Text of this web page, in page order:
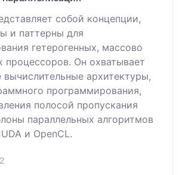
собой концепции,
и паттерны для
гетерогенных, массово
процессоров. Он охватывает
вычислительные архитектуры,
программирования,
полосой пропускания
параллельных алгоритмов
и OpenCL.